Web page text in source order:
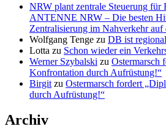
NRW plant zentrale Steuerung für
ANTENNE NRW – Die besten
Zentralisierung im Nahverkehr auf
Wolfgang Tenge zu DB ist
Lotta zu Schon wieder ein
Werner Szybalski zu Ostermarsch
Konfrontation durch Aufrüstung!“
Birgit zu Ostermarsch fordert
durch Aufrüstung!“
Archiv